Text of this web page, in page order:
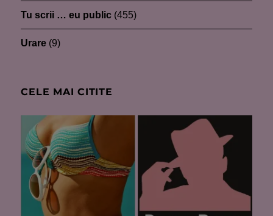
Tu scrii … eu public (455)
Urare (9)
CELE MAI CITITE